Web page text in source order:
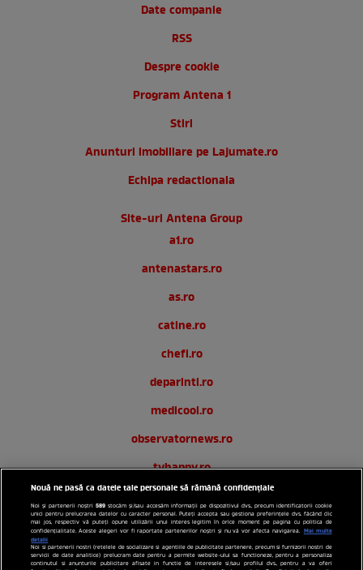
Date companie
RSS
Despre cookie
Program Antena 1
Stiri
Anunturi imobiliare pe Lajumate.ro
Echipa redactionala
Site-uri Antena Group
a1.ro
antenastars.ro
as.ro
catine.ro
chefi.ro
deparinti.ro
medicool.ro
observatornews.ro
tvhappy.ro
useit.ro
zutv.ro
Trends AntenaPLAY
Nouă ne pasă ca datele tale personale să rămână confidențiale
Noi și partenerii noștri589 stocăm și/sau accesăm informații pe dispozitivul dvs., precum identificatorii cookie
unici pentru prelucrarea datelor cu caracter personal. Puteți accepta sau gestiona preferințele dvs. făcând clic
mai jos, respectiv vă puteți opune utilizării unui interes legitim în orice moment pe pagina cu politica de
confidențialitate. Aceste alegeri vor fi raportate partenerilor noștri și nu vă vor afecta navigarea. Mai multe
detalii
Noi si partenerii nostri (retelele de socializare si agentiile de publicitate partenere, precum si furnizorii nostri de
servicii de date analitice) prelucram date pentru a permite website-ului sa functioneze, pentru a personaliza
continutul si anunturile publicitare afisate in functie de interesele si/sau profilul dvs., pentru a va oferi